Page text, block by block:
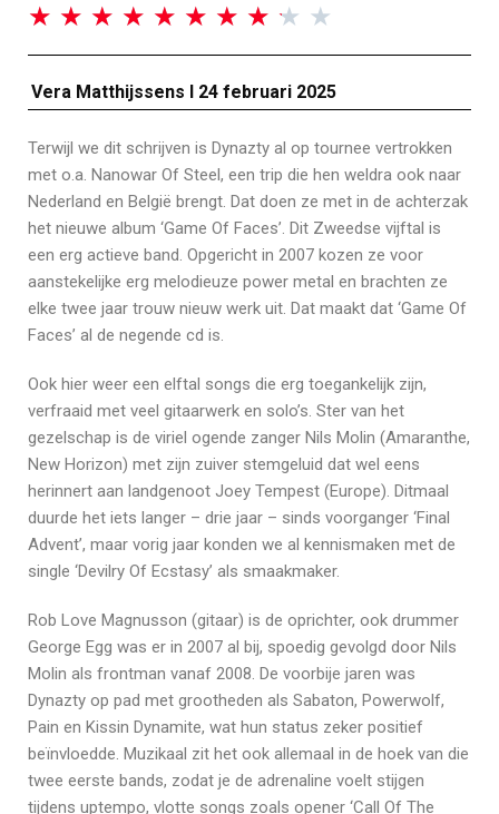
★ ★ ★ ★ ★ ★ ★ ★ ★ ★
Vera Matthijssens I 24 februari 2025
Terwijl we dit schrijven is Dynazty al op tournee vertrokken
met o.a. Nanowar Of Steel, een trip die hen weldra ook naar
Nederland en België brengt. Dat doen ze met in de achterzak
het nieuwe album ‘Game Of Faces’. Dit Zweedse vijftal is
een erg actieve band. Opgericht in 2007 kozen ze voor
aanstekelijke erg melodieuze power metal en brachten ze
elke twee jaar trouw nieuw werk uit. Dat maakt dat ‘Game Of
Faces’ al de negende cd is.
Ook hier weer een elftal songs die erg toegankelijk zijn,
verfraaid met veel gitaarwerk en solo’s. Ster van het
gezelschap is de viriel ogende zanger Nils Molin (Amaranthe,
New Horizon) met zijn zuiver stemgeluid dat wel eens
herinnert aan landgenoot Joey Tempest (Europe). Ditmaal
duurde het iets langer – drie jaar – sinds voorganger ‘Final
Advent’, maar vorig jaar konden we al kennismaken met de
single ‘Devilry Of Ecstasy’ als smaakmaker.
Rob Love Magnusson (gitaar) is de oprichter, ook drummer
George Egg was er in 2007 al bij, spoedig gevolgd door Nils
Molin als frontman vanaf 2008. De voorbije jaren was
Dynazty op pad met grootheden als Sabaton, Powerwolf,
Pain en Kissin Dynamite, wat hun status zeker positief
beïnvloedde. Muzikaal zit het ook allemaal in de hoek van die
twee eerste bands, zodat je de adrenaline voelt stijgen
tijdens uptempo, vlotte songs zoals opener ‘Call Of The